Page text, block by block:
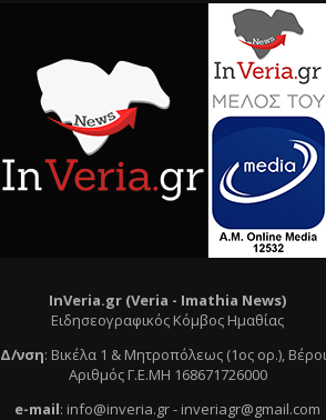
InVeria.gr (Veria - Ιmathia News)
Ειδησεογραφικός Κόμβος Ημαθίας
Δ/νση: Βικέλα 1 & Μητροπόλεως (1ος ορ.),
Αριθμός Γ.Ε.ΜΗ 168671726000
e-mail: info@inveria.gr- inveriagr@gmail.com